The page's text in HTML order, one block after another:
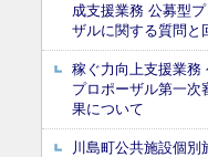
成支援業務 公募型
ザルに関する質問と
稼ぐ力向上支援業務
プロポーザル第一次
果について
川島町公共施設個別